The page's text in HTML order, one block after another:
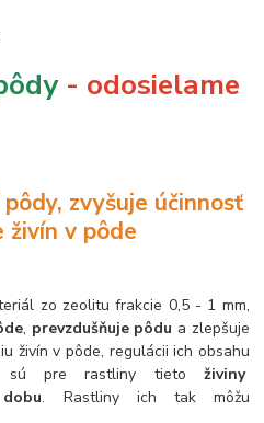
- odosielame
zvyšuje účinnosť
živín v pôde
zo zeolitu frakcie 0,5 - 1 mm,
, prevzdušňuje pôdu a zlepšuje
živín v pôde, regulácii ich obsahu
sú pre rastliny tieto živiny
. Rastliny ich tak môžu